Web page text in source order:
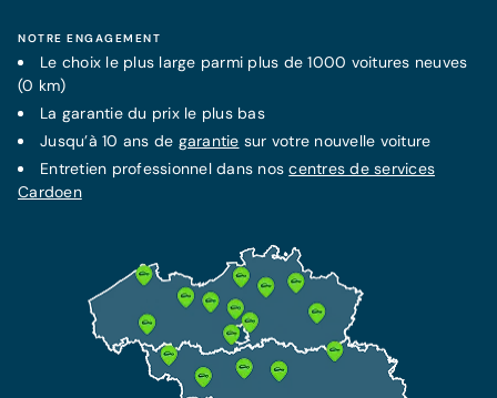
FORFAIT MENSUEL FIXE
Contrat d'entretien Service +
79€/mois
Tous les frais de maintenance inclus
Tous les frais de réparations techniques
inclus
Assistance dépannage de 7 ans incluse
LA MEILLEURE PROTECTION
Assurance Omnium
Dès 105 €/mois
Cette assurance inclut l'assurance RC et garantit
votre protection et indemnisation en cas de vol
et accident.
Plus d'information
NOTRE ENGAGEMENT
Le choix le plus large parmi plus de 1000 voitures neuves
(0 km)
La garantiedu prix le plus bas
Jusqu’à 10 ans de garantie sur votre nouvelle voiture
Entretien professionnel dans noscentres de services
Cardoen